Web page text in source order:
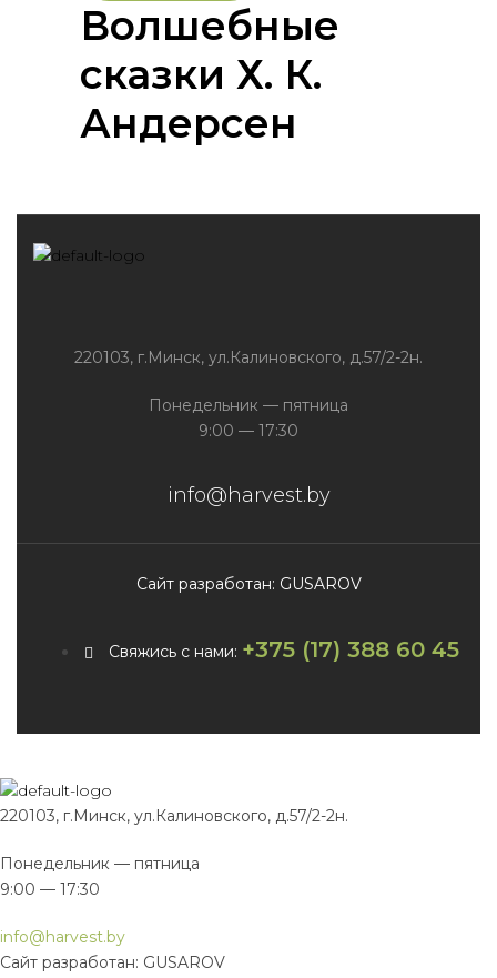
Волшебные
сказки Х. К.
Андерсен
220103, г.Минск, ул.Калиновского, д.57/2-2н.
Понедельник — пятница
9:00 — 17:30
info@harvest.by
Сайт разработан: GUSAROV
Свяжись с нами: +375 (17) 388 60 45
220103, г.Минск, ул.Калиновского, д.57/2-2н.
Понедельник — пятница
9:00 — 17:30
info@harvest.by
Сайт разработан: GUSAROV